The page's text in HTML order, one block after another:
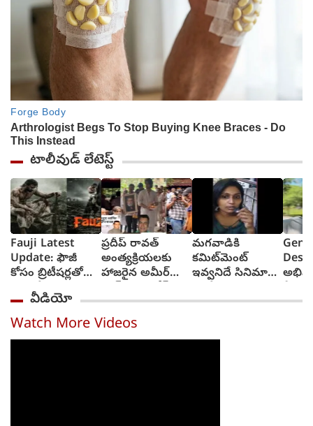
టాలీవుడ్ లేటెస్ట్
Fauji Latest
Update: ఫౌజీ
కోసం బ్రిటీషర్లతో
పోరాడే యోధునిగా
ప్రభాస్ పై యాక్షన్
సీన్స్
ప్రదీప్ రావత్
అంత్యక్రియలకు
హాజరైన అమీర్
గోవారికర్
మగవాడికి
కమిట్‌మెంట్
ఇవ్వనిదే సినిమా
సీరియల్ ఛాన్స్
వీడియో
Watch More Videos